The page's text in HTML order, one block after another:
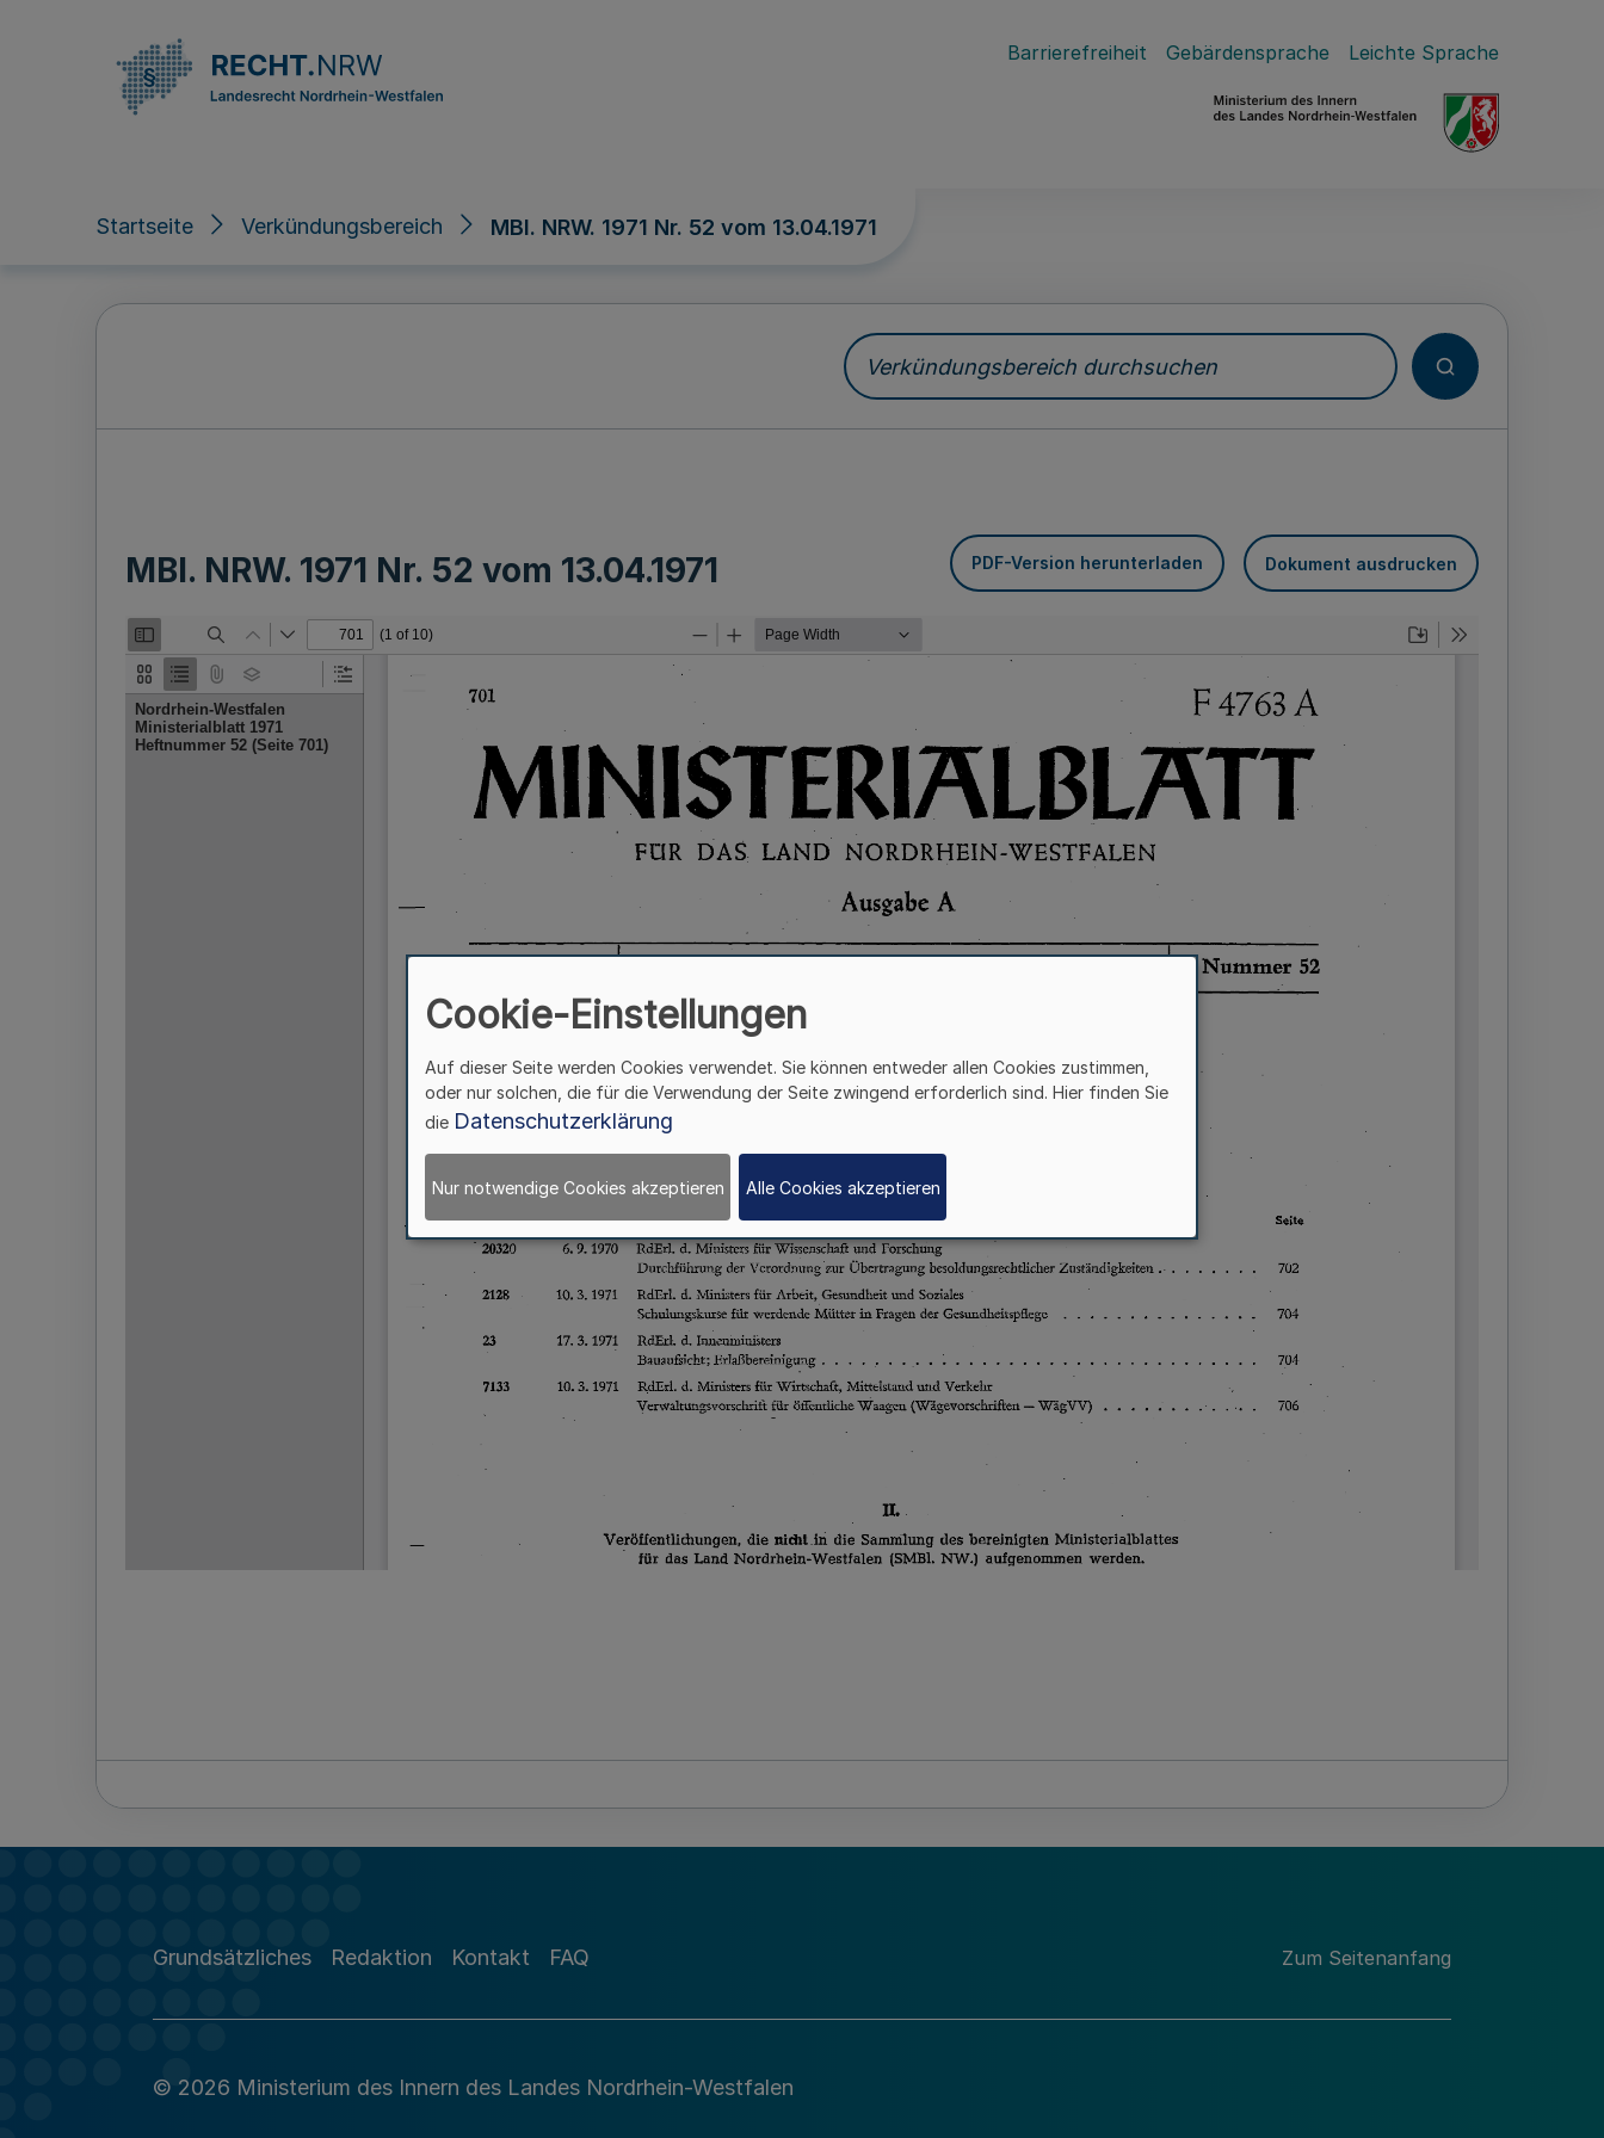
Barrierefreiheit Gebärdensprache Leichte Sprache
Startseite Verkündungsbereich MBl. NRW. 1971 Nr. 52 vom 13.04.1971
Verkündungsbereich durchsuchen
MBl. NRW. 1971 Nr. 52 vom 13.04.1971 PDF-Version herunterladen Dokument ausdrucken
Grundsätzliches Redaktion Kontakt FAQ Zum Seitenanfang
© 2026 Ministerium des Innern des Landes Nordrhein-Westfalen
Cookie-Einstellungen
Auf dieser Seite werden Cookies verwendet. Sie können entweder allen Cookies zustimmen,
oder nur solchen, die für die Verwendung der Seite zwingend erforderlich sind. Hier finden Sie
die Datenschutzerklärung
Nur notwendige Cookies akzeptieren Alle Cookies akzeptieren